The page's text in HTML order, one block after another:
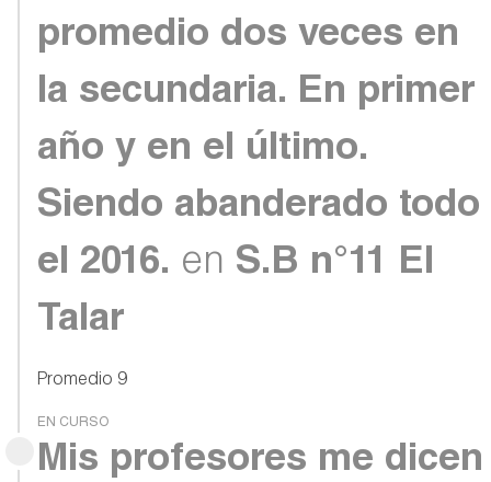
promedio dos veces en
la secundaria. En primer
año y en el último.
Siendo abanderado todo
el 2016. en S.B n°11 El
Talar
Promedio 9
EN CURSO
Mis profesores me dicen